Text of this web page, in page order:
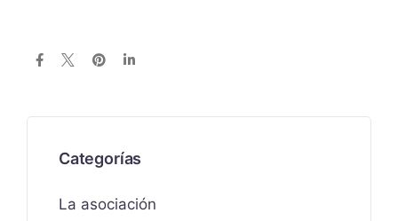
Categorías
La asociación